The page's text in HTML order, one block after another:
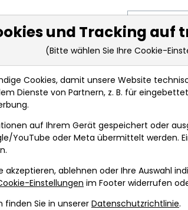
Suche nach
–
Zehetner
und Tracking auf
(Bitte wählen Sie Ihre Cookie-
Cookies, damit unsere Website
Dienste von Partnern, z. B. für
auf Ihrem Gerät gespeichert oder
YouTube oder Meta übermittelt werden.
akzeptieren, ablehnen oder Ihre Auswahl
Einstellungen im Footer widerrufen
Sie in unserer Datenschutzrichtlinie.